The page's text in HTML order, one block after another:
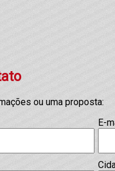
ou uma proposta:
E-